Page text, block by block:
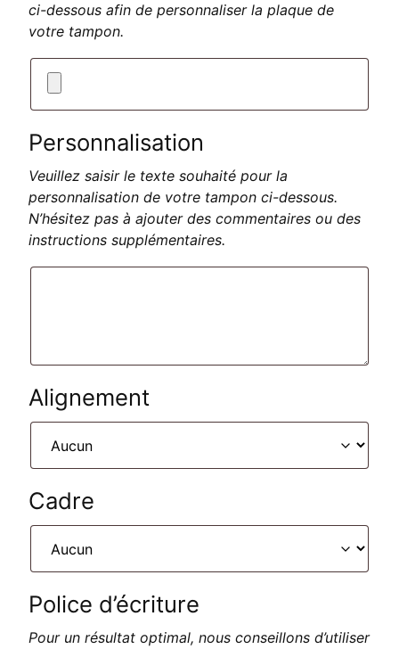
ci-dessous afin de personnaliser la plaque de
votre tampon.
Personnalisation
Veuillez saisir le texte souhaité pour la
personnalisation de votre tampon ci-dessous.
N’hésitez pas à ajouter des commentaires ou des
instructions supplémentaires.
Alignement
Cadre
Police d’écriture
Pour un résultat optimal, nous conseillons d’utiliser